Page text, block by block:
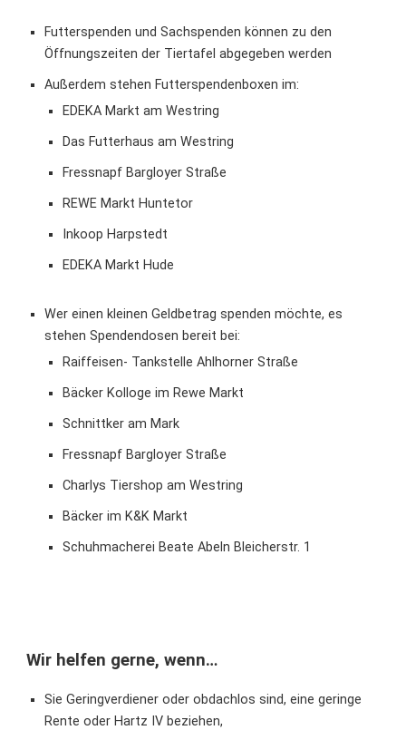
Futterspenden und Sachspenden können zu den
Öffnungszeiten der Tiertafel abgegeben werden
Außerdem stehen Futterspendenboxen im:
EDEKA Markt am Westring
Das Futterhaus am Westring
Fressnapf Bargloyer Straße
REWE Markt Huntetor
Inkoop Harpstedt
EDEKA Markt Hude
Wer einen kleinen Geldbetrag spenden möchte, es
stehen Spendendosen bereit bei:
Raiffeisen- Tankstelle Ahlhorner Straße
Bäcker Kolloge im Rewe Markt
Schnittker am Mark
Fressnapf Bargloyer Straße
Charlys Tiershop am Westring
Bäcker im K&K Markt
Schuhmacherei Beate Abeln Bleicherstr. 1
Wir helfen gerne, wenn…
Sie Geringverdiener oder obdachlos sind, eine geringe
Rente oder Hartz IV beziehen,